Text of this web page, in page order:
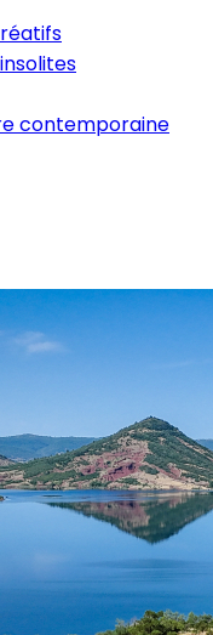
contemporaine